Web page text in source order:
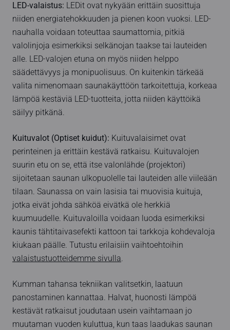
LED-valaistus: LEDit ovat nykyään erittäin suosittuja
niiden energiatehokkuuden ja pienen koon vuoksi. LED-
nauhalla voidaan toteuttaa saumattomia, pitkiä
valolinjoja esimerkiksi selkänojan taakse tai lauteiden
alle. LED-valojen etuna on myös niiden helppo
säädettävyys ja monipuolisuus. On kuitenkin tärkeää
valita nimenomaan saunakäyttöön tarkoitettuja, korkeaa
lämpöä kestäviä LED-tuotteita, jotta niiden käyttöikä
säilyy pitkänä.
Kuituvalot (Optiset kuidut): Kuituvalaisimet ovat
perinteinen ja erittäin kestävä ratkaisu. Kuituvalojen
suurin etu on se, että itse valonlähde (projektori)
sijoitetaan saunan ulkopuolelle tai lauteiden alle viileään
tilaan. Saunassa on vain lasisia tai muovisia kuituja,
jotka eivät johda sähköä eivätkä ole herkkiä
kuumuudelle. Kuituvaloilla voidaan luoda esimerkiksi
kaunis tähtitaivasefekti kattoon tai tarkkoja kohdevaloja
kiukaan päälle. Tutustu erilaisiin vaihtoehtoihin
valaistustuotteidemme sivulla.
Kumman tahansa tekniikan valitsetkin, laatuun
panostaminen kannattaa. Halvat, huonosti lämpöä
kestävät ratkaisut joudutaan usein vaihtamaan jo
muutaman vuoden kuluttua, kun taas laadukas saunan